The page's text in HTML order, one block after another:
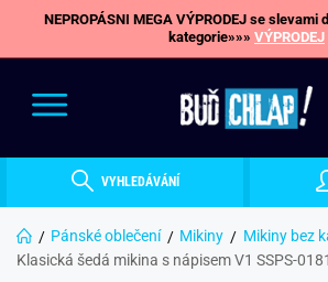
NEPROPÁSNI MEGA VÝPRODEJ se slevami
kategorie»»» VÝPRODEJ
VYHLEDÁVÁNÍ
Pánské oblečení Mikiny
Mikiny bez
Klasická šedá mikina s nápisem V1 SSPS-0181